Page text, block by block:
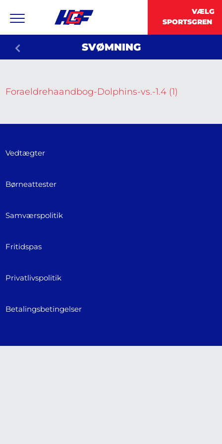
SVØMNING
Foraeldrehaandbog-Dolphins-vs.-1.4 (1)
Vedtægter
Børneattester
Samværspolitik
Fritidspas
Privatlivspolitik
Betalingsbetingelser